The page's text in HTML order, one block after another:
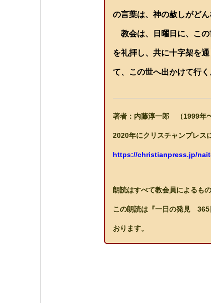
の言葉は、神の赦しがど
教会は、日曜日に、この
を礼拝し、共に十字架を
て、この世へ出かけて行く
著者：内藤淳一郎 （1999年
2020年にクリスチャンプレス
https://christianpress.jp/
朗読はすべて教会員によるも
この朗読は『一日の発見 365
おります。